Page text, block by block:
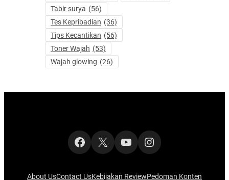
Tabir surya (56)
Tes Kepribadian (36)
Tips Kecantikan (56)
Toner Wajah (53)
Wajah glowing (26)
Facebook
X YouTubeInstagram
About UsContact UsKebijakan ReviewPedoman Konten